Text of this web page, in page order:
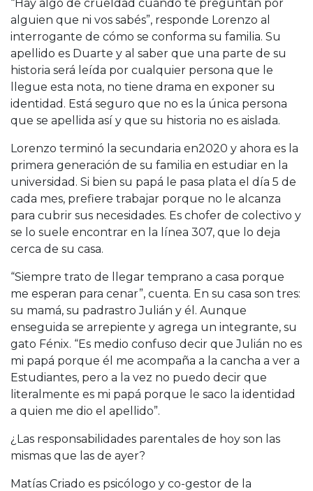
“Hay algo de crueldad cuando te preguntan por
alguien que ni vos sabés”, responde Lorenzo al
interrogante de cómo se conforma su familia. Su
apellido es Duarte y al saber que una parte de su
historia será leída por cualquier persona que le
llegue esta nota, no tiene drama en exponer su
identidad. Está seguro que no es la única persona
que se apellida así y que su historia no es aislada.
Lorenzo terminó la secundaria en2020 y ahora es la
primera generación de su familia en estudiar en la
universidad. Si bien su papá le pasa plata el día 5 de
cada mes, prefiere trabajar porque no le alcanza
para cubrir sus necesidades. Es chofer de colectivo y
se lo suele encontrar en la línea 307, que lo deja
cerca de su casa.
“Siempre trato de llegar temprano a casa porque
me esperan para cenar”, cuenta. En su casa son tres:
su mamá, su padrastro Julián y él. Aunque
enseguida se arrepiente y agrega un integrante, su
gato Fénix. “Es medio confuso decir que Julián no es
mi papá porque él me acompaña a la cancha a ver a
Estudiantes, pero a la vez no puedo decir que
literalmente es mi papá porque le saco la identidad
a quien me dio el apellido”.
¿Las responsabilidades parentales de hoy son las
mismas que las de ayer?
Matías Criado es psicólogo y co-gestor de la